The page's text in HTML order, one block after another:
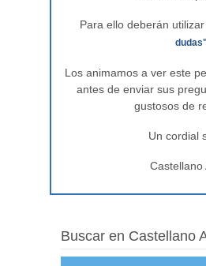
Para ello deberán
dudas"
Los animamos a ver este
antes de enviar sus
gustosos de
Un cordial
Castellano
Buscar en Castellano